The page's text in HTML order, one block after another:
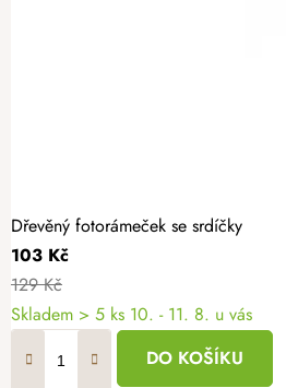
Dřevěný fotorámeček se srdíčky
103 Kč
129 Kč
Skladem > 5 ks 10. - 11. 8. u vás
DO KOŠÍKU